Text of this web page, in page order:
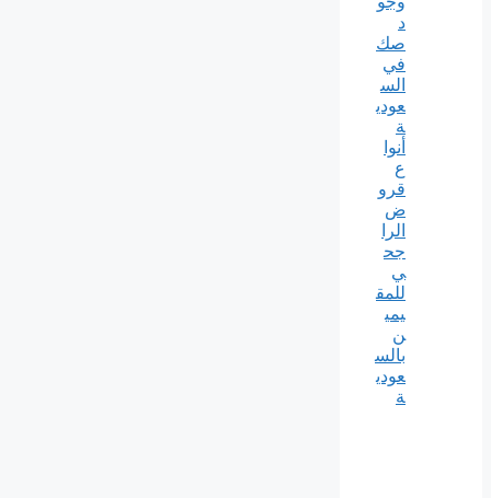
د
صك
في
الس
عودي
ة
أنوا
ع
قرو
ض
الرا
جح
ي
للمق
يمي
ن
بالس
عودي
ة